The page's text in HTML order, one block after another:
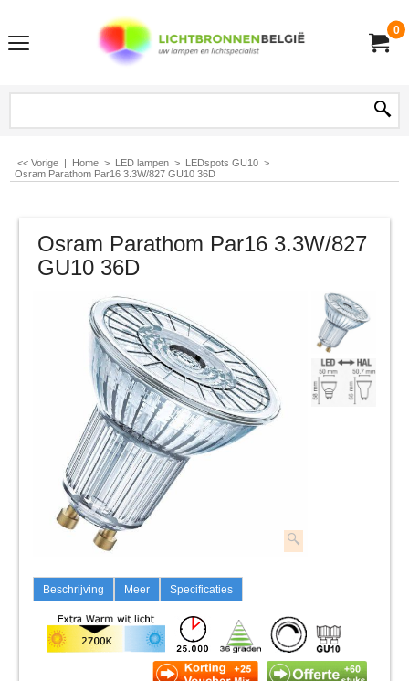
0
<< Vorige | Home > LED lampen > LEDspots GU10 >
Osram Parathom Par16 3.3W/827 GU10 36D
Osram Parathom Par16 3.3W/827
GU10 36D
Beschrijving Meer Specificaties